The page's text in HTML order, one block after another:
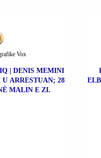
| DENIS MEMINI
ARRESTUAN; 28
MALIN E ZI.
Vox